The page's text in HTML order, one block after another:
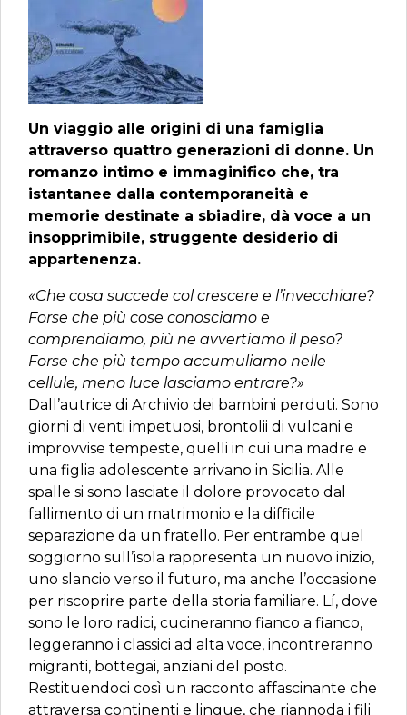
Un viaggio alle origini di una famiglia
attraverso quattro generazioni di donne. Un
romanzo intimo e immaginifico che, tra
istantanee dalla contemporaneità e
memorie destinate a sbiadire, dà voce a un
insopprimibile, struggente desiderio di
appartenenza.
«Che cosa succede col crescere e l’invecchiare?
Forse che più cose conosciamo e
comprendiamo, più ne avvertiamo il peso?
Forse che più tempo accumuliamo nelle
cellule, meno luce lasciamo entrare?»
Dall’autrice di Archivio dei bambini perduti. Sono
giorni di venti impetuosi, brontolii di vulcani e
improvvise tempeste, quelli in cui una madre e
una figlia adolescente arrivano in Sicilia. Alle
spalle si sono lasciate il dolore provocato dal
fallimento di un matrimonio e la difficile
separazione da un fratello. Per entrambe quel
soggiorno sull’isola rappresenta un nuovo inizio,
uno slancio verso il futuro, ma anche l’occasione
per riscoprire parte della storia familiare. Lí, dove
sono le loro radici, cucineranno fianco a fianco,
leggeranno i classici ad alta voce, incontreranno
migranti, bottegai, anziani del posto.
Restituendoci così un racconto affascinante che
attraversa continenti e lingue, che riannoda i fili